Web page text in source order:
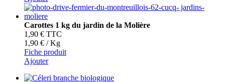
Carottes 1 kg du jardin de la Molière
1,90 € TTC
1,90 € / Kg
Fiche produit
Ajouter